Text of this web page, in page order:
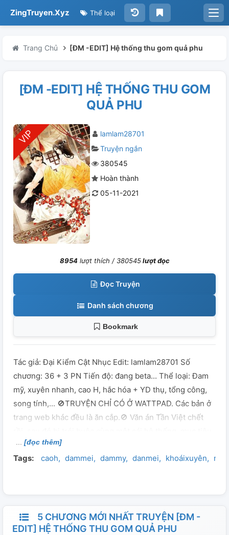
ZingTruyen.Xyz Thể loại
Trang Chủ [ĐM -EDIT] Hệ thống thu gom quả phu
[ĐM -EDIT] HỆ THỐNG THU GOM
QUẢ PHU
lamlam28701
Truyện ngắn
380545
Hoàn thành
05-11-2021
8954 lượt thích /380545lượt đọc
Đọc Truyện
Danh sách chương
Bookmark
Tác giả: Đại Kiểm Cật Nhục Edit: lamlam28701 Số
chương: 36 + 3 PN Tiến độ: đang beta... Thể loại: Đam
mỹ, xuyên nhanh, cao H, hắc hóa + YD thụ, tổng công,
song tính,... 🚫TRUYỆN CHỈ CÓ Ở WATTPAD. Các bản ở
trang web khác đều là ăn cắp.🚫 Văn án Tần Việt chết
là công lược các quả phu trong các thế giới. Tất cả đều
là tâm tư đen tối. Đây là văn tổng công nhất công đa thụ,
góp ý thì mạnh dạn cmt để mình hoàn thiện nha. -
Nguồn QT mình lấy ở nhiều nơi. Cám ơn các nguồn. -
[đọc thêm]
Tags: caoh dammei dammy danmei khoáixuyên
5 CHƯƠNG MỚI NHẤT TRUYỆN [ĐM -
EDIT] HỆ THỐNG THU GOM QUẢ PHU